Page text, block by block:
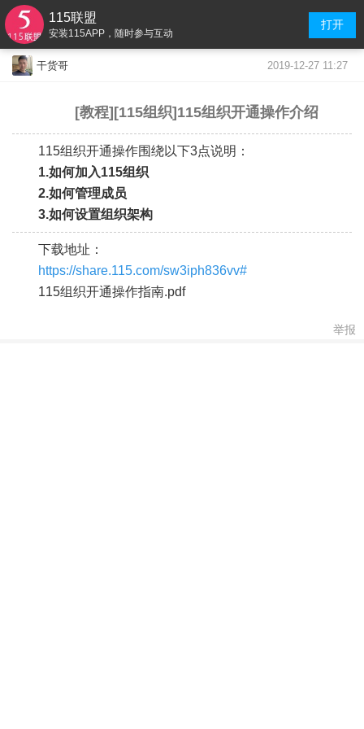
115联盟
安装115APP，随时参与互动
打开
干货哥 2019-12-27 11:27
[教程][115组织]115组织开通操作介绍
115组织开通操作围绕以下3点说明：
1.如何加入115组织
2.如何管理成员
3.如何设置组织架构
下载地址：
https://share.115.com/sw3iph836vv#
115组织开通操作指南.pdf
举报